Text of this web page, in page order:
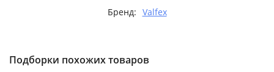
Бренд: Valfex
Подборки похожих товаров